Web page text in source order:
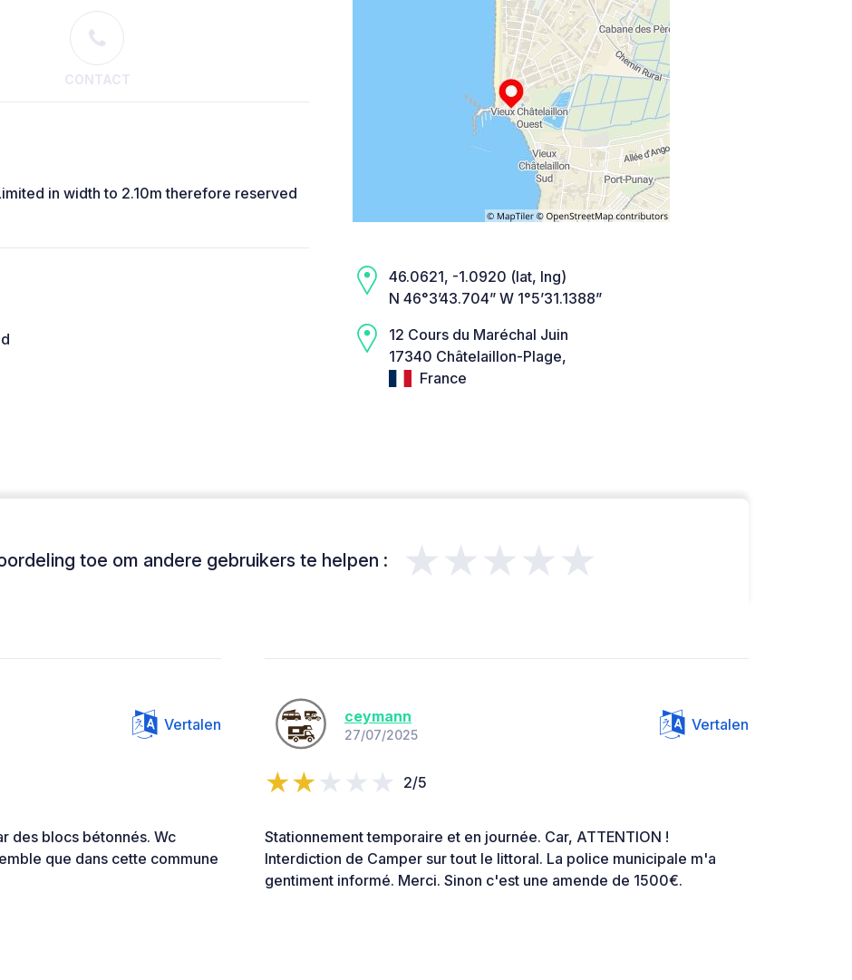
CONTACT
in width to 2.10m therefore reserved
46.0621, -1.0920 (lat, lng)
N 46°3’43.704” W 1°5’31.1388”
12 Cours du Maréchal Juin
17340 Châtelaillon-Plage,
France
toe om andere gebruikers te helpen : ★★★★★
Vertalen
des blocs bétonnés. Wc
que dans cette commune
ceymann
27/07/2025
Vertalen
2/5
Stationnement temporaire et en journée. Car, ATTENTION !
Interdiction de Camper sur tout le littoral. La police municipale m'a
gentiment informé. Merci. Sinon c'est une amende de 1500€.